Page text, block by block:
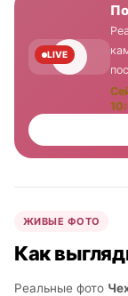
LIVE
ЖИВЫЕ ФОТО
Как
Реальные фото